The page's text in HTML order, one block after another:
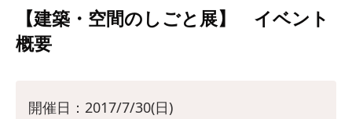
【建築・空間のしごと展】 イベント
概要
開催日：2017/7/30(日)